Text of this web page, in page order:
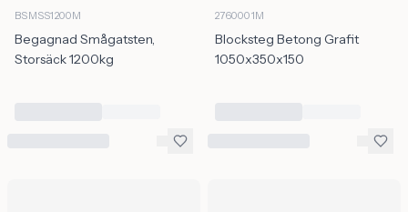
BSMSS1200M
Begagnad Smågatsten,
Storsäck 1200kg
2760001M
Blocksteg Betong Grafit
1050x350x150